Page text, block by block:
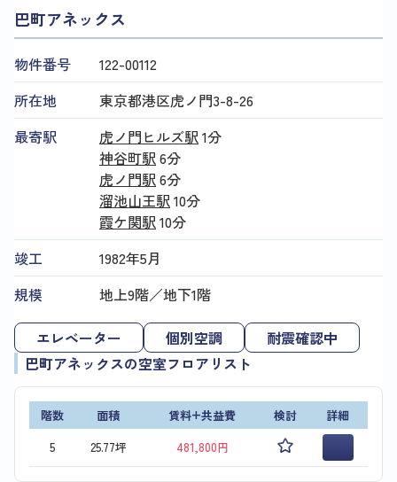
巴町アネックス
物件番号
122​-​00112
所在地
東京都港区虎ノ門3-8-26
最寄駅
虎ノ門ヒルズ駅1分
神谷町駅6分
虎ノ門駅6分
溜池山王駅10分
霞ケ関駅10分
竣工
1982年5月
規模
地上9階／地下1階
エレベーター 個別空調
耐震確認中
巴町アネックスの空室フロアリスト
階数 面積 賃料+共益費 検討
詳細
5
25.77坪 481,800円